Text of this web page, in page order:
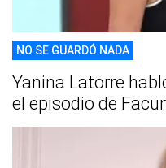
NO SE GUARDÓ NADA
Yanina Latorre
el episodio de